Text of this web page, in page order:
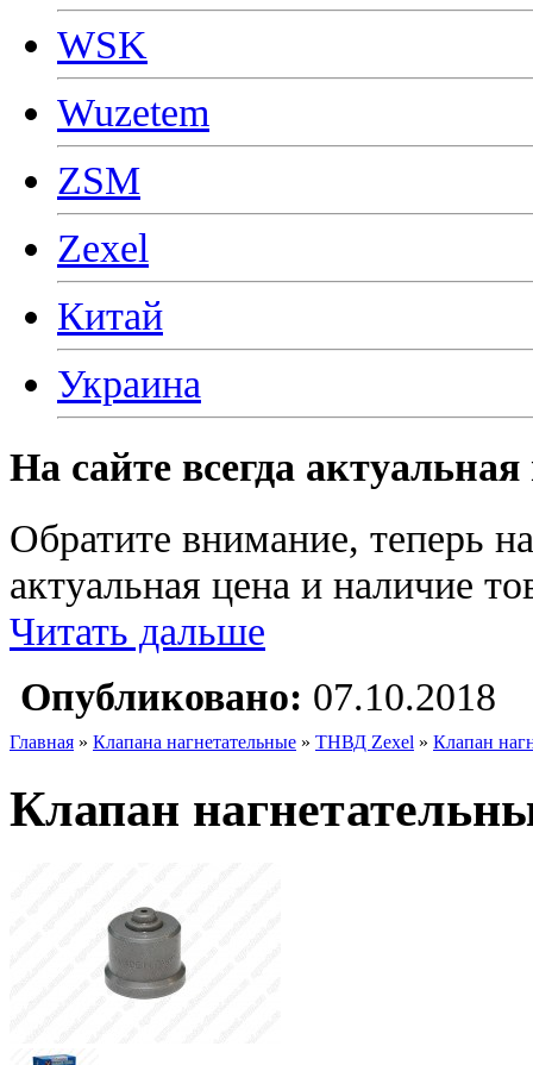
WSK
Wuzetem
ZSM
Zexel
Китай
Украина
На сайте всегда
Обратите внимание, теперь
актуальная цена и наличие
Читать дальше
Опубликовано: 07.10.2018
Главная » Клапана нагнетательные » ТНВД Zexel » Клапан
Клапан